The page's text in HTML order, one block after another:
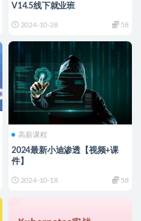
V14.5线下就业班
2024-10-28 58
高薪课程
2024最新小迪渗透【视频+课
件】
2024-10-18 58